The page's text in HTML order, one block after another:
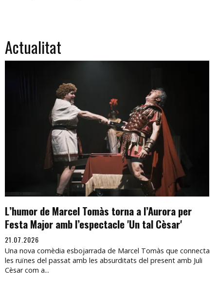
Actualitat
L’humor de Marcel Tomàs torna a l’Aurora per
Festa Major amb l’espectacle 'Un tal Cèsar'
21.07.2026
Una nova comèdia esbojarrada de Marcel Tomàs que connecta
les ruïnes del passat amb les absurditats del present amb Juli
Cèsar com a...